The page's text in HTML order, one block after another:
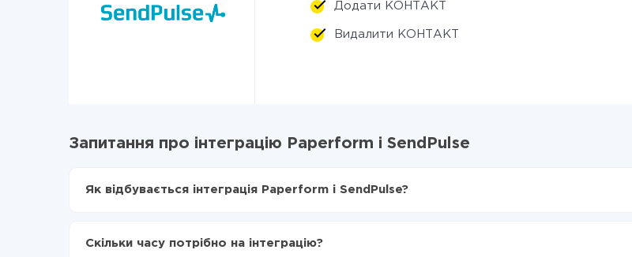
Додати КОНТАКТ
Видалити КОНТАКТ
Запитання про інтеграцію Paperform і SendPulse
Як відбувається інтеграція Paperform і SendPulse?
Включаєте автооновлення
Скільки часу потрібно на інтеграцію?